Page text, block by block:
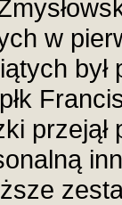
w
był
przejął